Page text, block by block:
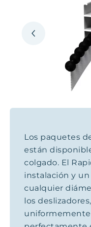
Los paquetes
están
colgado. El
instalación y
cualquier
los